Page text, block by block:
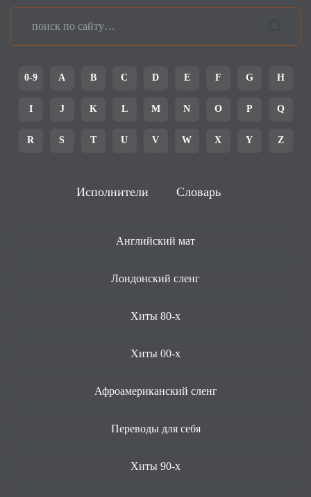
0-9 A B C D E F G H
I J K L M N O P Q
R S T U V W X Y Z
Исполнители Словарь
Английский мат
Лондонский сленг
Хиты 80-х
Хиты 00-х
Афроамериканский сленг
Переводы для себя
Хиты 90-х